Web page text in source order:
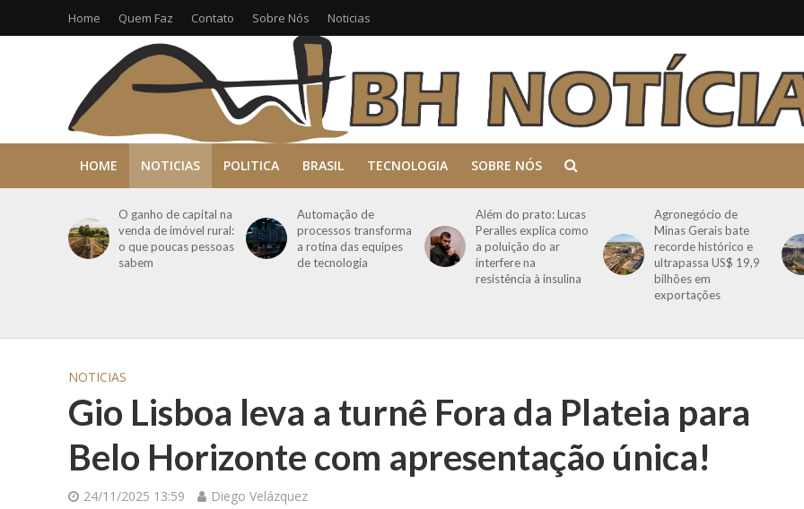
Home Quem Faz Contato Sobre Nós Noticias
HOME NOTICIAS POLITICA BRASIL TECNOLOGIA SOBRE NÓS
O ganho de capital na
venda de imóvel rural:
o que poucas pessoas
sabem
Automação de
processos transforma
a rotina das equipes
de tecnologia
Além do prato: Lucas
Peralles explica como
a poluição do ar
interfere na
resistência à insulina
Agronegócio de
Minas Gerais bate
recorde histórico e
ultrapassa US$ 19,9
bilhões em
exportações
NOTICIAS
Gio Lisboa leva a turnê Fora da Plateia para
Belo Horizonte com apresentação única!
24/11/2025 13:59 Diego Velázquez